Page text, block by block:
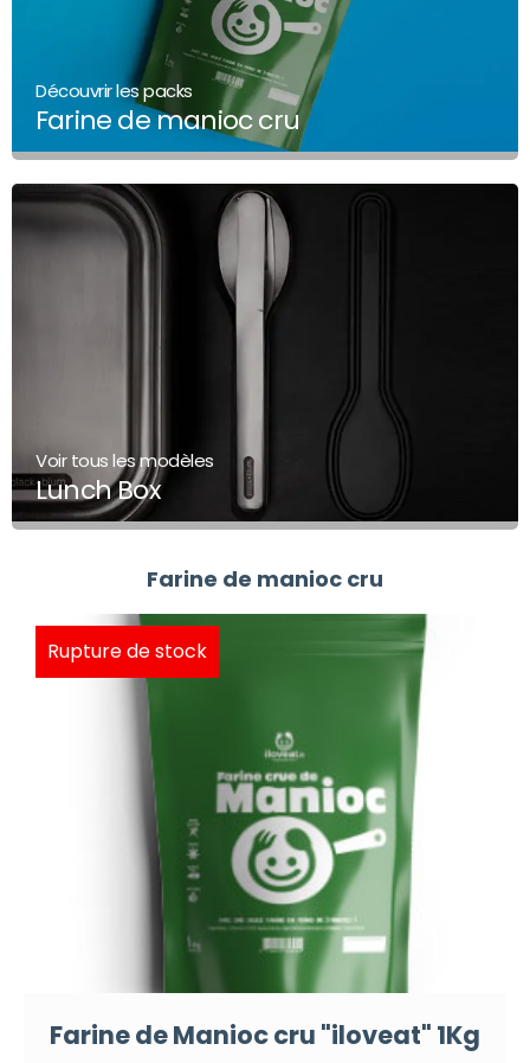
Découvrir les packs
Farine de manioc cru
Voir tous les modèles
Lunch Box
Farine de manioc cru
Rupture de stock
Farine de Manioc cru "iloveat" 1Kg